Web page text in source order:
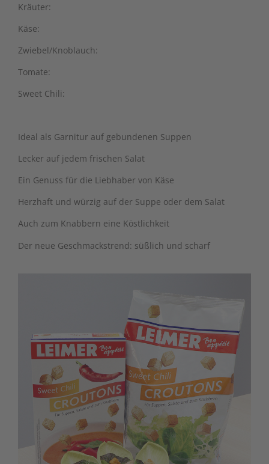
Kräuter:
Käse:
Zwiebel/Knoblauch:
Tomate:
Sweet Chili:
Ideal als Garnitur auf gebundenen Suppen
Lecker auf jedem frischen Salat
Ein Genuss für die Liebhaber von Käse
Herzhaft und würzig auf der Suppe oder dem Salat
Auch zum Knabbern eine Köstlichkeit
Der neue Geschmackstrend: süßlich und scharf